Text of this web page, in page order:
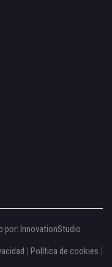
por: InnovationStudio
Política de cookies